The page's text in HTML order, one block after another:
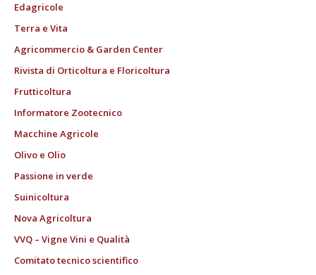
Edagricole
Terra e Vita
Agricommercio & Garden Center
Rivista di Orticoltura e Floricoltura
Frutticoltura
Informatore Zootecnico
Macchine Agricole
Olivo e Olio
Passione in verde
Suinicoltura
Nova Agricoltura
VVQ – Vigne Vini e Qualità
Comitato tecnico scientifico